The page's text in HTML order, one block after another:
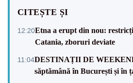
CITEȘTE ȘI
12:20Etna a erupt din nou:
Catania, zboruri deviate
11:04DESTINAȚII DE
săptămână în București și în